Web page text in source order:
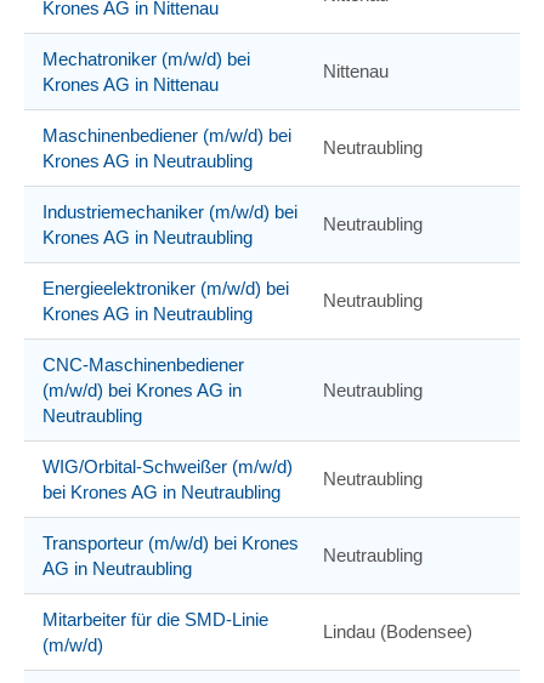
Krones AG in Nittenau
Mechatroniker (m/w/d) bei
Krones AG in Nittenau
Nittenau
Maschinenbediener (m/w/d) bei
Krones AG in Neutraubling
Neutraubling
Industriemechaniker (m/w/d) bei
Krones AG in Neutraubling
Neutraubling
Energieelektroniker (m/w/d) bei
Krones AG in Neutraubling
Neutraubling
CNC-Maschinenbediener
(m/w/d) bei Krones AG in
Neutraubling
Neutraubling
WIG/Orbital-Schweißer (m/w/d)
bei Krones AG in Neutraubling
Neutraubling
Transporteur (m/w/d) bei Krones
AG in Neutraubling
Neutraubling
Mitarbeiter für die SMD-Linie
(m/w/d)
Lindau (Bodensee)